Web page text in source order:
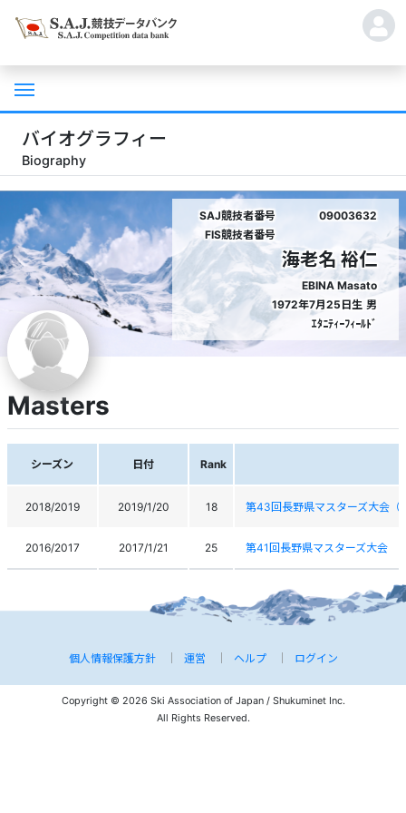
バイオグラフィー
Biography
SAJ競技者番号
09003632
FIS競技者番号
海老名 裕仁
EBINA Masato
1972年7月25日生 男
ｴﾀﾆﾃｨｰﾌｨｰﾙﾄﾞ
Masters
シーズン 日付 Rank
2018/2019 2019/1/20 18 第43回長野県マスターズ大会（
2016/2017 2017/1/21 25 第41回長野県マスターズ大会
個人情報保護方針 運営 ヘルプ ログイン
Copyright © 2026 Ski Association of Japan / Shukuminet Inc.
All Rights Reserved.